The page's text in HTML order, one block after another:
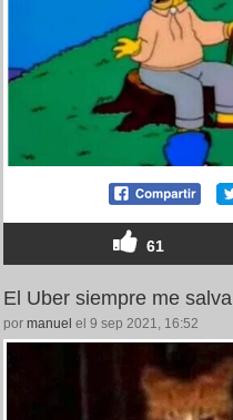
61
El Uber siempre me salva
por manuel el 9 sep 2021, 16:52